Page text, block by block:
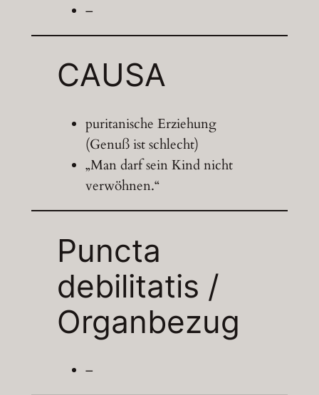
–
CAUSA
puritanische Erziehung
(Genuß ist schlecht)
„Man darf sein Kind nicht
verwöhnen.“
Puncta
debilitatis /
Organbezug
–